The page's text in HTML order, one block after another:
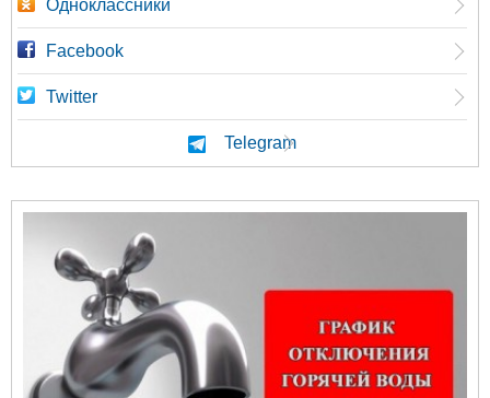
Одноклассники
Facebook
Twitter
Telegram